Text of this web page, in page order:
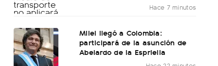
Hace 7 minutos
Milei llegó a Colombia:
participará de la asunción de
Abelardo de la Espriella